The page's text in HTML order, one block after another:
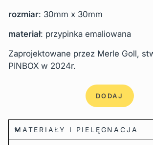
rozmiar: 30mm x 30mm
materiał: przypinka emaliowana
Zaprojektowane przez Merle Goll,
PINBOX w 2024r.
DODAJ
MATERIAŁY I PIELĘGNACJA